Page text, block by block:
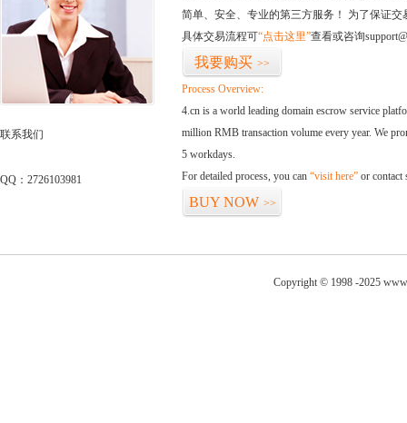
联系我们
QQ：2726103981
简单、安全、专业的第三方服务！ 为了保证
具体交易流程可“点击这里”查看或咨询
我要购买 >>
Process Overview:
4.cn is a world leading domain escrow service
million RMB transaction volume every year. We
5 workdays.
For detailed process, you can “visit here” or contact
BUY NOW >>
Copyright © 1998 -2025